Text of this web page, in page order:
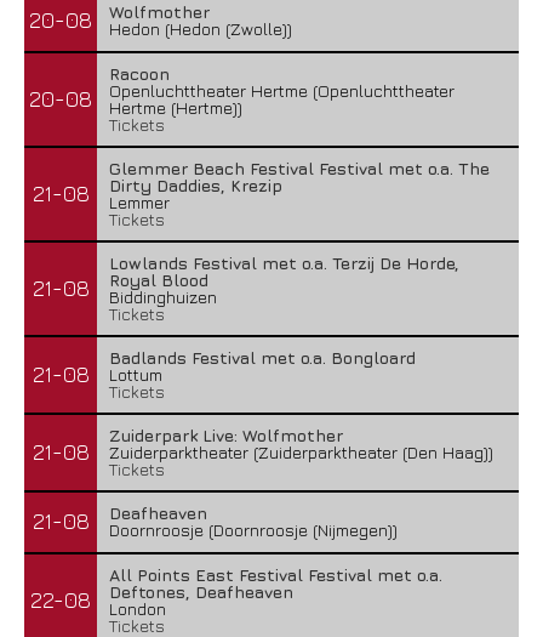
20-08
Wolfmother
Hedon (Hedon (Zwolle))
20-08
Racoon
Openluchttheater Hertme (Openluchttheater
Hertme (Hertme))
Tickets
21-08
Glemmer Beach Festival Festival met o.a. The
Dirty Daddies, Krezip
Lemmer
Tickets
21-08
Lowlands Festival met o.a. Terzij De Horde,
Royal Blood
Biddinghuizen
Tickets
21-08
Badlands Festival met o.a. Bongloard
Lottum
Tickets
21-08
Zuiderpark Live: Wolfmother
Zuiderparktheater (Zuiderparktheater (Den Haag))
Tickets
21-08
Deafheaven
Doornroosje (Doornroosje (Nijmegen))
22-08
All Points East Festival Festival met o.a.
Deftones, Deafheaven
London
Tickets